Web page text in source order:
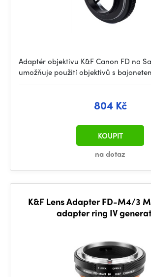
Adaptér objektivu K&F Canon FD na
umožňuje použití objektivů s
804 Kč
na dotaz
KOUPIT
K&F Lens Adapter FD-M4/3
adapter ring IV